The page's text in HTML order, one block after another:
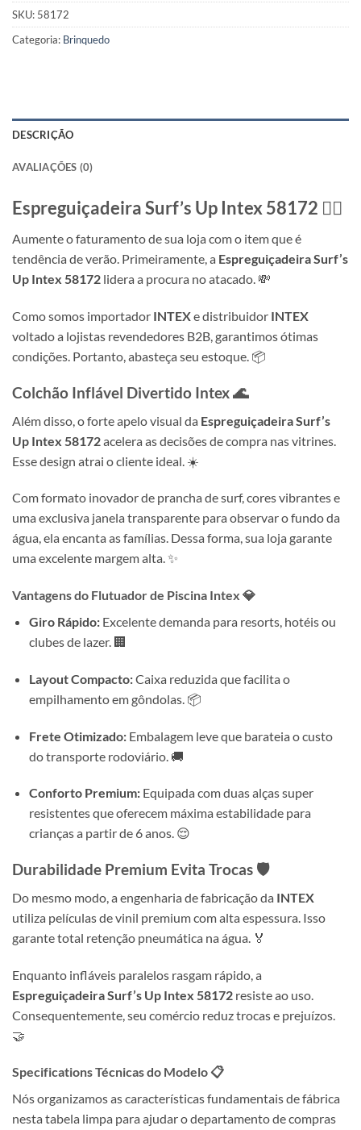
SKU: 58172
Categoria: Brinquedo
DESCRIÇÃO
AVALIAÇÕES (0)
Espreguiçadeira Surf’s Up Intex 58172 🏄‍♂️
Aumente o faturamento de sua loja com o item que é
tendência de verão. Primeiramente, a Espreguiçadeira Surf’s
Up Intex 58172 lidera a procura no atacado. 💸
Como somos importador INTEXe distribuidor INTEX
voltado a lojistas revendedores B2B, garantimos ótimas
condições. Portanto, abasteça seu estoque. 📦
Colchão Inflável Divertido Intex🌊
Além disso, o forte apelo visual da Espreguiçadeira Surf’s
Up Intex 58172acelera as decisões de compra nas vitrines.
Esse design atrai o cliente ideal. ☀️
Com formato inovador de prancha de surf, cores vibrantes e
uma exclusiva janela transparente para observar o fundo da
água, ela encanta as famílias. Dessa forma, sua loja garante
uma excelente margem alta. ✨
Vantagens do Flutuador de Piscina Intex 💎
Giro Rápido:Excelente demanda para resorts, hotéis ou
clubes de lazer. 🏢
Layout Compacto:Caixa reduzida que facilita o
empilhamento em gôndolas. 📦
Frete Otimizado:Embalagem leve que barateia o custo
do transporte rodoviário. 🚚
Conforto Premium:Equipada com duas alças super
resistentes que oferecem máxima estabilidade para
crianças a partir de 6 anos. 😌
Durabilidade Premium Evita Trocas 🛡️
Do mesmo modo, a engenharia de fabricação da INTEX
utiliza películas de vinil premium com alta espessura. Isso
garante total retenção pneumática na água. 🏅
Enquanto infláveis paralelos rasgam rápido, a
Espreguiçadeira Surf’s Up Intex 58172 resiste ao uso.
Consequentemente, seu comércio reduz trocas e prejuízos.
🤝
Specifications Técnicas do Modelo 📋
Nós organizamos as características fundamentais de fábrica
nesta tabela limpa para ajudar o departamento de compras